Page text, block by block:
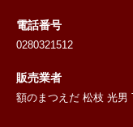
電話番号
0280321512
販売業者
額のまつえだ 松枝 光男